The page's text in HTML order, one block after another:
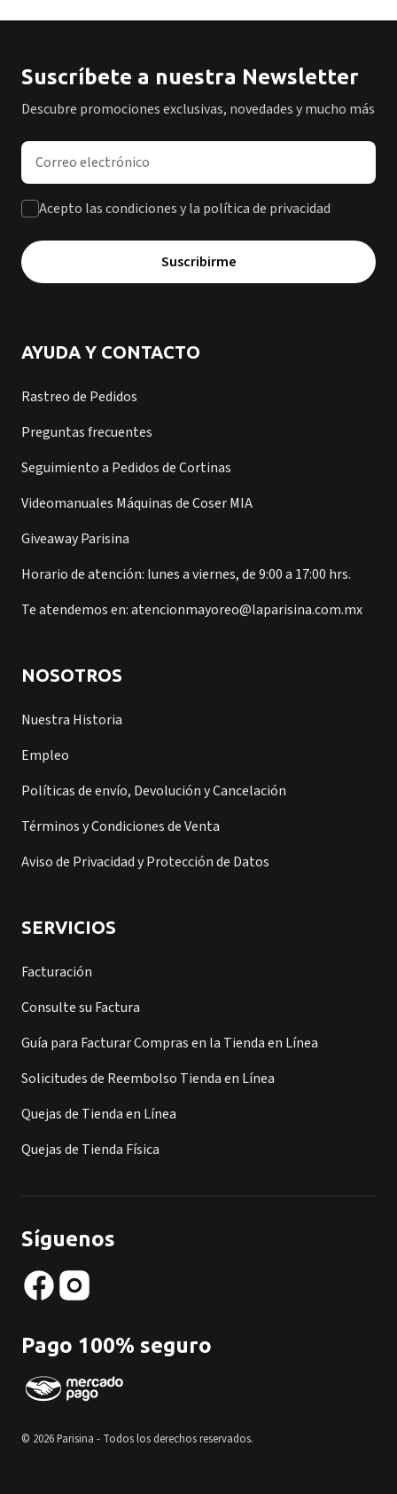
Suscríbete a nuestra Newsletter
Descubre promociones exclusivas, novedades y mucho más
Dirección de correo electrónico
Acepto las condiciones y la política de privacidad
Suscribirme
AYUDA Y CONTACTO
Rastreo de Pedidos
Preguntas frecuentes
Seguimiento a Pedidos de Cortinas
Videomanuales Máquinas de Coser MIA
Giveaway Parisina
Horario de atención: lunes a viernes, de 9:00 a 17:00 hrs.
Te atendemos en: atencionmayoreo@laparisina.com.mx
NOSOTROS
Nuestra Historia
Empleo
Políticas de envío, Devolución y Cancelación
Términos y Condiciones de Venta
Aviso de Privacidad y Protección de Datos
SERVICIOS
Facturación
Consulte su Factura
Guía para Facturar Compras en la Tienda en Línea
Solicitudes de Reembolso Tienda en Línea
Quejas de Tienda en Línea
Quejas de Tienda Física
Síguenos
Pago 100% seguro
© 2026 Parisina - Todos los derechos reservados.